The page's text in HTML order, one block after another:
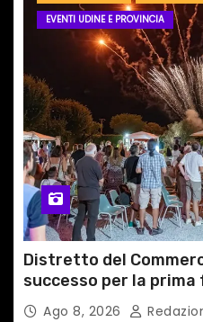
EVENTI UDINE E PROVINCIA
Distretto del
successo per la
del territorio
Ago 8, 2026